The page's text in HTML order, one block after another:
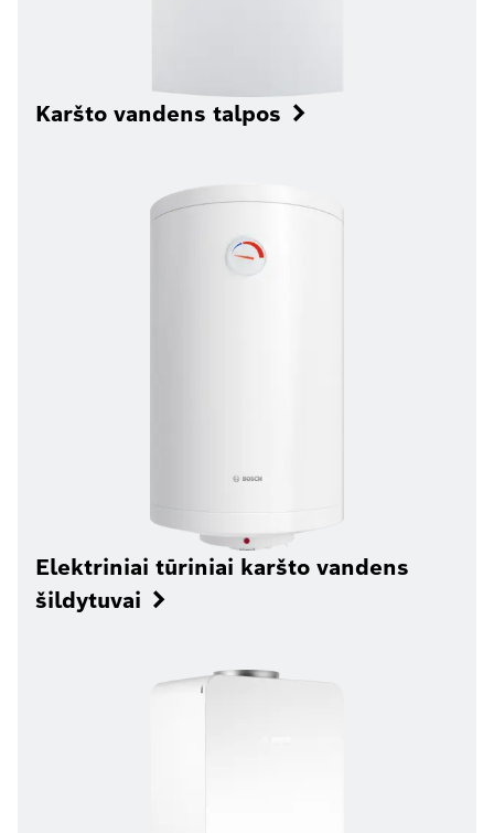
Karšto vandens talpos
Elektriniai tūriniai karšto vandens
šildytuvai